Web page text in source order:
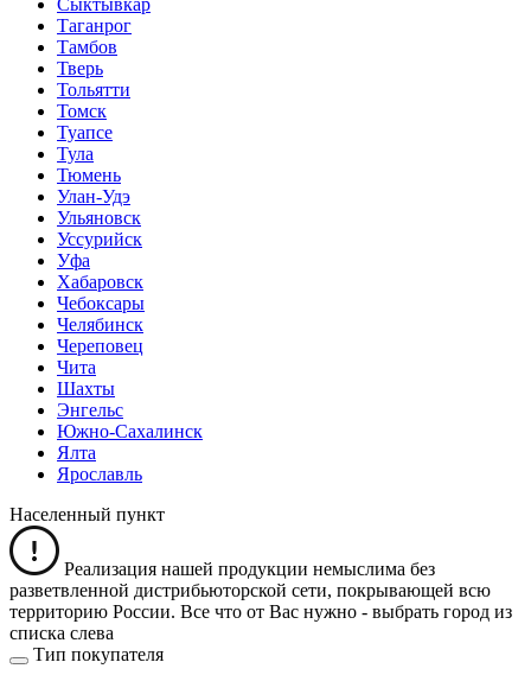
Сыктывкар
Таганрог
Тамбов
Тверь
Тольятти
Томск
Туапсе
Тула
Тюмень
Улан-Удэ
Ульяновск
Уссурийск
Уфа
Хабаровск
Чебоксары
Челябинск
Череповец
Чита
Шахты
Энгельс
Южно-Сахалинск
Ялта
Ярославль
Населенный пункт
Реализация нашей продукции немыслима без
разветвленной дистрибьюторской сети, покрывающей всю
территорию России. Все что от Вас нужно - выбрать город из
списка слева
Тип покупателя